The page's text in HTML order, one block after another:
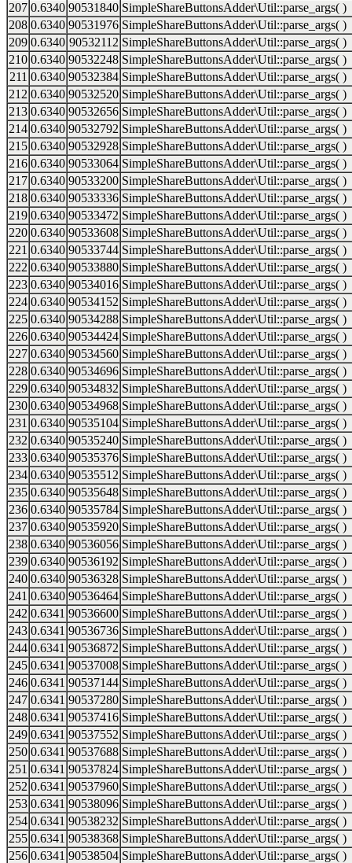
207 0.6340 90531840 SimpleShareButtonsAdder\Util::parse_args( )
208 0.6340 90531976 SimpleShareButtonsAdder\Util::parse_args( )
209 0.6340 90532112 SimpleShareButtonsAdder\Util::parse_args( )
210 0.6340 90532248 SimpleShareButtonsAdder\Util::parse_args( )
211 0.6340 90532384 SimpleShareButtonsAdder\Util::parse_args( )
212 0.6340 90532520 SimpleShareButtonsAdder\Util::parse_args( )
213 0.6340 90532656 SimpleShareButtonsAdder\Util::parse_args( )
214 0.6340 90532792 SimpleShareButtonsAdder\Util::parse_args( )
215 0.6340 90532928 SimpleShareButtonsAdder\Util::parse_args( )
216 0.6340 90533064 SimpleShareButtonsAdder\Util::parse_args( )
217 0.6340 90533200 SimpleShareButtonsAdder\Util::parse_args( )
218 0.6340 90533336 SimpleShareButtonsAdder\Util::parse_args( )
219 0.6340 90533472 SimpleShareButtonsAdder\Util::parse_args( )
220 0.6340 90533608 SimpleShareButtonsAdder\Util::parse_args( )
221 0.6340 90533744 SimpleShareButtonsAdder\Util::parse_args( )
222 0.6340 90533880 SimpleShareButtonsAdder\Util::parse_args( )
223 0.6340 90534016 SimpleShareButtonsAdder\Util::parse_args( )
224 0.6340 90534152 SimpleShareButtonsAdder\Util::parse_args( )
225 0.6340 90534288 SimpleShareButtonsAdder\Util::parse_args( )
226 0.6340 90534424 SimpleShareButtonsAdder\Util::parse_args( )
227 0.6340 90534560 SimpleShareButtonsAdder\Util::parse_args( )
228 0.6340 90534696 SimpleShareButtonsAdder\Util::parse_args( )
229 0.6340 90534832 SimpleShareButtonsAdder\Util::parse_args( )
230 0.6340 90534968 SimpleShareButtonsAdder\Util::parse_args( )
231 0.6340 90535104 SimpleShareButtonsAdder\Util::parse_args( )
232 0.6340 90535240 SimpleShareButtonsAdder\Util::parse_args( )
233 0.6340 90535376 SimpleShareButtonsAdder\Util::parse_args( )
234 0.6340 90535512 SimpleShareButtonsAdder\Util::parse_args( )
235 0.6340 90535648 SimpleShareButtonsAdder\Util::parse_args( )
236 0.6340 90535784 SimpleShareButtonsAdder\Util::parse_args( )
237 0.6340 90535920 SimpleShareButtonsAdder\Util::parse_args( )
238 0.6340 90536056 SimpleShareButtonsAdder\Util::parse_args( )
239 0.6340 90536192 SimpleShareButtonsAdder\Util::parse_args( )
240 0.6340 90536328 SimpleShareButtonsAdder\Util::parse_args( )
241 0.6340 90536464 SimpleShareButtonsAdder\Util::parse_args( )
242 0.6341 90536600 SimpleShareButtonsAdder\Util::parse_args( )
243 0.6341 90536736 SimpleShareButtonsAdder\Util::parse_args( )
244 0.6341 90536872 SimpleShareButtonsAdder\Util::parse_args( )
245 0.6341 90537008 SimpleShareButtonsAdder\Util::parse_args( )
246 0.6341 90537144 SimpleShareButtonsAdder\Util::parse_args( )
247 0.6341 90537280 SimpleShareButtonsAdder\Util::parse_args( )
248 0.6341 90537416 SimpleShareButtonsAdder\Util::parse_args( )
249 0.6341 90537552 SimpleShareButtonsAdder\Util::parse_args( )
250 0.6341 90537688 SimpleShareButtonsAdder\Util::parse_args( )
251 0.6341 90537824 SimpleShareButtonsAdder\Util::parse_args( )
252 0.6341 90537960 SimpleShareButtonsAdder\Util::parse_args( )
253 0.6341 90538096 SimpleShareButtonsAdder\Util::parse_args( )
254 0.6341 90538232 SimpleShareButtonsAdder\Util::parse_args( )
255 0.6341 90538368 SimpleShareButtonsAdder\Util::parse_args( )
256 0.6341 90538504 SimpleShareButtonsAdder\Util::parse_args( )